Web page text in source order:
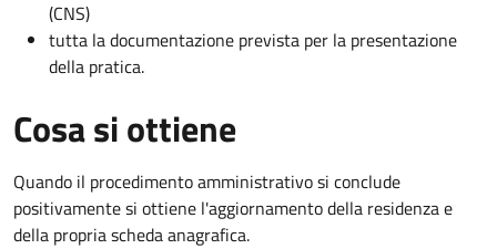
(CNS)
tutta la documentazione prevista per la presentazione
della pratica.
Cosa si ottiene
Quando il procedimento amministrativo si conclude
positivamente si ottiene l'aggiornamento della residenza e
della propria scheda anagrafica.